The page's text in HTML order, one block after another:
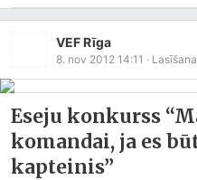
VEF Rīga
8. nov 2012 14:11 ·
Eseju konkurss
komandai, ja es
kapteinis”